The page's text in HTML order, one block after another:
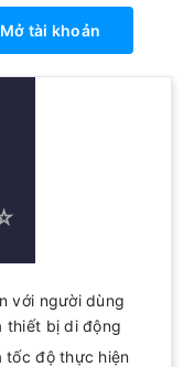
Mở tài khoản
với người dùng
thiết bị di động
tốc độ thực hiện